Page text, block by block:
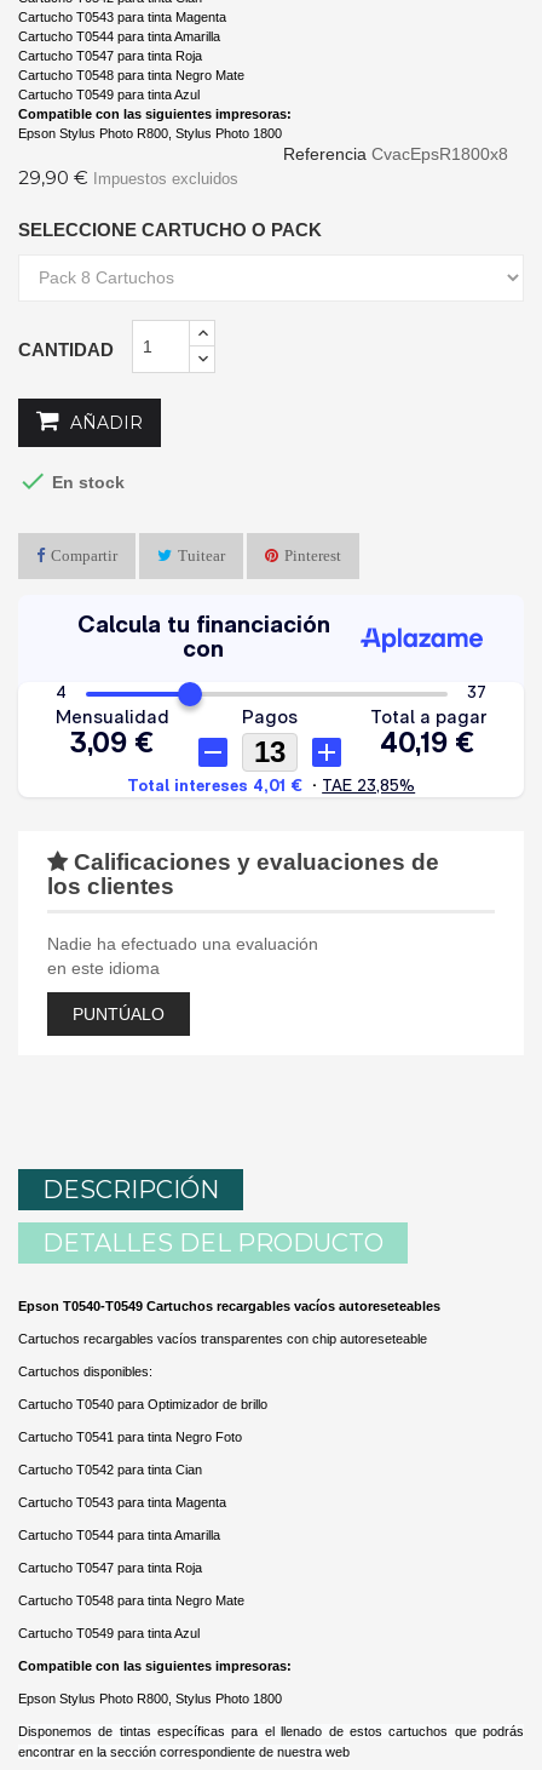
Cartucho T0543 para tinta Magenta
Cartucho T0544 para tinta Amarilla
Cartucho T0547 para tinta Roja
Cartucho T0548 para tinta Negro Mate
Cartucho T0549 para tinta Azul
Compatible con las siguientes impresoras:
Epson Stylus Photo R800, Stylus Photo 1800
Referencia CvacEpsR1800x8
29,90 € Impuestos excluidos
SELECCIONE CARTUCHO O PACK
CANTIDAD
AÑADIR
 En stock
Compartir Tuitear Pinterest
Calificaciones y evaluaciones de
los clientes
Nadie ha efectuado una evaluación
en este idioma
PUNTÚALO
DESCRIPCIÓN
DETALLES DEL PRODUCTO
Epson T0540-T0549 Cartuchos recargables vacíos autoreseteables
Cartuchos recargables vacíos transparentes con chip autoreseteable
Cartuchos disponibles:
Cartucho T0540 para Optimizador de brillo
Cartucho T0541 para tinta Negro Foto
Cartucho T0542 para tinta Cian
Cartucho T0543 para tinta Magenta
Cartucho T0544 para tinta Amarilla
Cartucho T0547 para tinta Roja
Cartucho T0548 para tinta Negro Mate
Cartucho T0549 para tinta Azul
Compatible con las siguientes impresoras:
Epson Stylus Photo R800, Stylus Photo 1800
Disponemos de tintas específicas para el llenado de estos cartuchos que podrás
encontrar en la sección correspondiente de nuestra web